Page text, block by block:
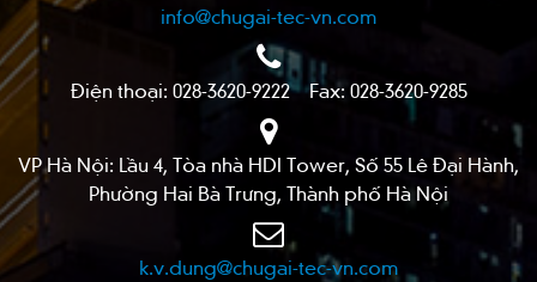
info@chugai-tec-vn.com
Điện thoại: 028-3620-9222 Fax: 028-3620-9285
VP Hà Nội: Lầu 4, Tòa nhà HDI Tower, Số 55 Lê Đại Hành,
Phường Hai Bà Trưng, Thành phố Hà Nội
k.v.dung@chugai-tec-vn.com